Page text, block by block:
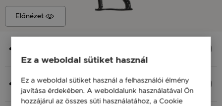
Előnézet
Ezüst 925, M - kb 18 cm
9 900 Ft
Ez a weboldal sütiket használ
Ez a weboldal sütiket használ a felhasználói élmény
javítása érdekében. A weboldalunk használatával Ön
hozzájárul az összes süti használatához, a Cookie